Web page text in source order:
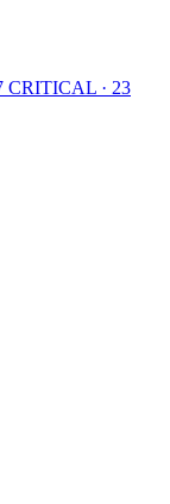
CRITICAL · 23